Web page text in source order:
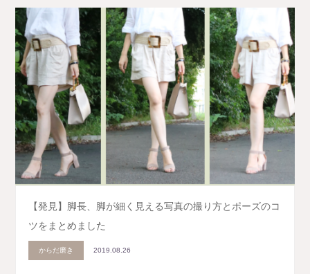
【発見】脚長、脚が細く見える写真の撮り方とポーズのコ
ツをまとめました
からだ磨き 2019.08.26